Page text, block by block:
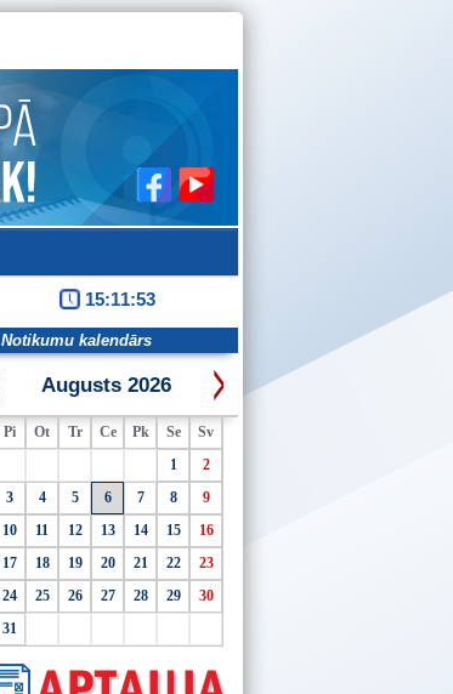
15:11:53
Notikumu kalendārs
Augusts 2026
Pi Ot Tr Ce Pk Se
Sv
1
2
3
4 5 6 7 8
9
10
11 12 13 14 15
16
17
18 19 20 21 22
23
24
25 26 27 28 29
30
31